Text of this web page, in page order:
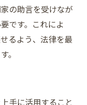
の助言を受けなが
です。これによ
るよう、法律を最
。
手に活用すること